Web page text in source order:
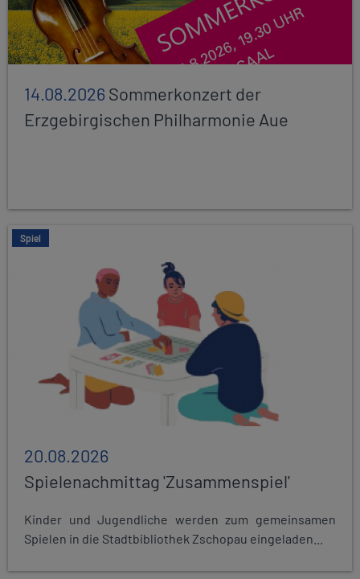
14.08.2026Sommerkonzert der
Erzgebirgischen Philharmonie Aue
Spiel
20.08.2026
Spielenachmittag 'Zusammenspiel'
Kinder und Jugendliche werden zum gemeinsamen
Spielen in die Stadtbibliothek Zschopau eingeladen...